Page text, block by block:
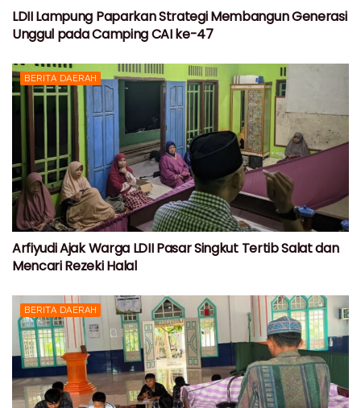
LDII Lampung Paparkan Strategi Membangun Generasi
Unggul pada Camping CAI ke-47
BERITA DAERAH
Arfiyudi Ajak Warga LDII Pasar Singkut Tertib Salat dan
Mencari Rezeki Halal
BERITA DAERAH